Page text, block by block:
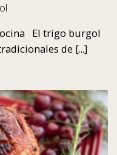
El trigo burgol
de [...]